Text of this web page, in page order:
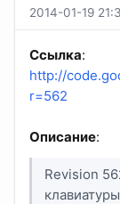
2014-01-19
Ссылка:
http://
r=562
Описание:
Revision